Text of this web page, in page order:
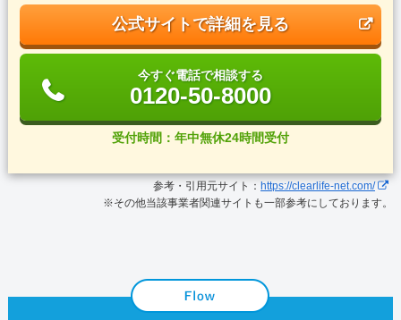
公式サイトで詳細を見る
今すぐ電話で相談する
0120-50-8000
受付時間：年中無休24時間受付
参考・引用元サイト：https://clearlife-net.com/
※その他当該事業者関連サイトも一部参考にしております。